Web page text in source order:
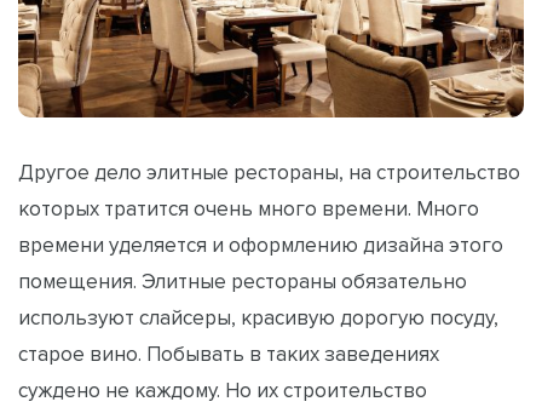
Другое дело элитные рестораны, на строительство
которых тратится очень много времени. Много
времени уделяется и оформлению дизайна этого
помещения. Элитные рестораны обязательно
используют слайсеры, красивую дорогую посуду,
старое вино. Побывать в таких заведениях
суждено не каждому. Но их строительство